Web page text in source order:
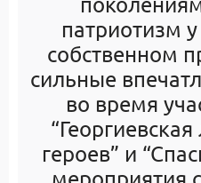
патриотизм
собственном
сильные
во время
героев” и